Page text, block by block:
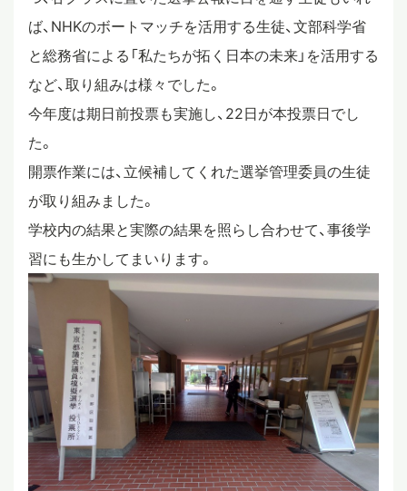
ニュース
教員ブログ
在校生・保護者・卒業生の方へ
ば、NHKのボートマッチを活用する生徒、文部科学省
と総務省による「私たちが拓く日本の未来」を活用する
など、取り組みは様々でした。
今年度は期日前投票も実施し、22日が本投票日でし
た。
開票作業には、立候補してくれた選挙管理委員の生徒
が取り組みました。
学校内の結果と実際の結果を照らし合わせて、事後学
習にも生かしてまいります。